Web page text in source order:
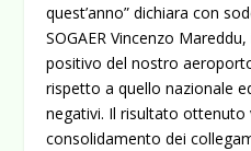
quest’anno” dichiara con
SOGAER Vincenzo
positivo del nostro
rispetto a quello nazionale
negativi. Il risultato ottenuto
consolidamento dei